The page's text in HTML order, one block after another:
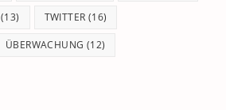
(13) TWITTER (16)
ÜBERWACHUNG (12)